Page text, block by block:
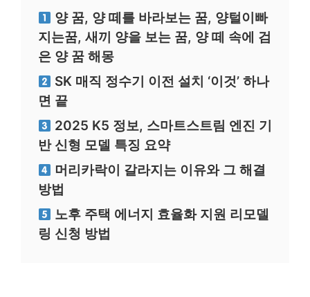
양 꿈, 양 떼를 바라보는 꿈, 양털이빠
지는꿈, 새끼 양을 보는 꿈, 양 떼 속에 검
은 양 꿈 해몽
SK 매직 정수기 이전 설치 ‘이것’ 하나
면 끝
2025 K5 정보, 스마트스트림 엔진 기
반 신형 모델 특징 요약
머리카락이 갈라지는 이유와 그 해결
방법
노후 주택 에너지 효율화 지원 리모델
링 신청 방법